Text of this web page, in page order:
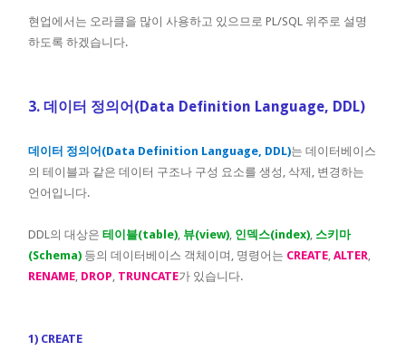
현업에서는 오라클을 많이 사용하고 있으므로 PL/SQL 위주로 설명
하도록 하겠습니다.
3. 데이터 정의어(Data Definition Language, DDL)
데이터 정의어(Data Definition Language, DDL)는 데이터베이스
의 테이블과 같은 데이터 구조나 구성 요소를 생성, 삭제, 변경하는
언어입니다.
DDL의 대상은 테이블(table), 뷰(view), 인덱스(index), 스키마
(Schema)등의 데이터베이스 객체이며, 명령어는 CREATE, ALTER,
RENAME, DROP TRUNCATE가 있습니다.
1) CREATE